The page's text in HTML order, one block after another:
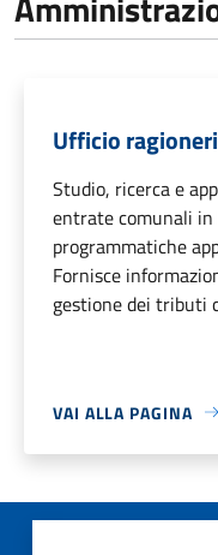
Ufficio
Studio, ricerca e
entrate comunali in
programmatiche
Fornisce
gestione dei tributi
VAI ALLA PAGINA